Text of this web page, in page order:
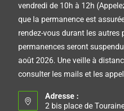
vendredi de 10h à 12h
que la permanence est
rendez-vous durant les autres
permanences seront
août 2026. Une veille à
consulter les mails et les
Adresse :
2 bis place de